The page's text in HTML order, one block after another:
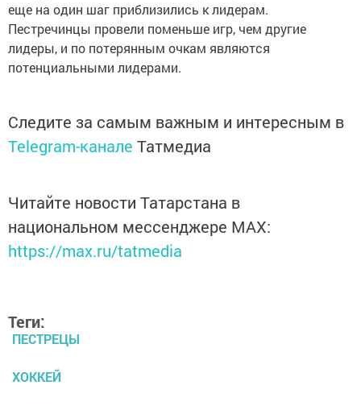
еще на один шаг приблизились к лидерам.
Пестречинцы провели поменьше игр, чем другие
лидеры, и по потерянным очкам являются
потенциальными лидерами.
Следите за самым важным и интересным в
Telegram-канале Татмедиа
Читайте новости Татарстана в
национальном мессенджере MАХ:
https://max.ru/tatmedia
Теги:
ПЕСТРЕЦЫ
ХОККЕЙ